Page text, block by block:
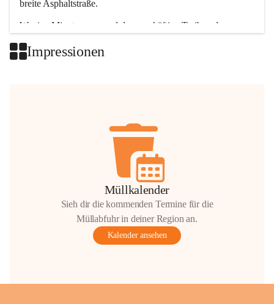
breite Asphaltstraße.
Wenige Minuten nur, und das geschäftige Treiben der
Impressionen
Müllkalender
Sieh dir die kommenden Termine für die
Müllabfuhr in deiner Region an.
Kalender ansehen